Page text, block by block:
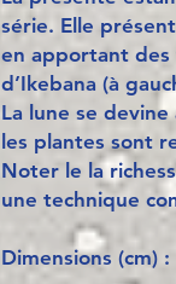
série. Elle
en apportant des
d’Ikebana (à
La lune se
les plantes sont
Noter le la
une technique
Dimensions (cm)